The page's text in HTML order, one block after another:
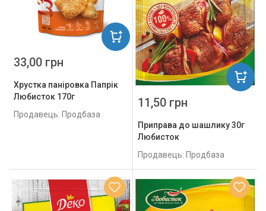
Хрустка паніровка Папрік
Любисток 170г
Продавець: Продбаза
33,00 грн
Приправа до шашлику 30г
Любисток
Продавець: Продбаза
11,50 грн